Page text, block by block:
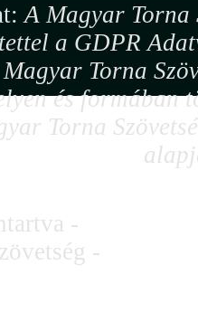
A Magyar Torna
a GDPR
Torna
és formában
Torna
-
-